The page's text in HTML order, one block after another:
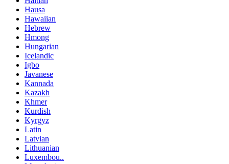
Hausa
Hawaiian
Hebrew
Hmong
Hungarian
Icelandic
Igbo
Javanese
Kannada
Kazakh
Khmer
Kurdish
Kyrgyz
Latin
Latvian
Lithuanian
Luxembou..